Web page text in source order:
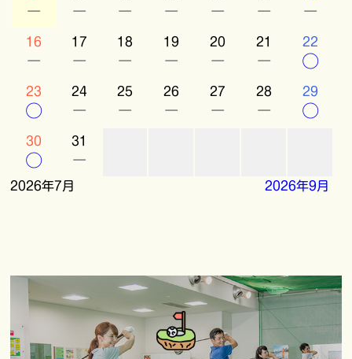
－ － － － － － －
16
－
17
－
18
－
19
－
20
－
21
－
22
○
23
○
24
－
25
－
26
－
27
－
28
－
29
○
30
○
31
－
2026年7月 2026年9月